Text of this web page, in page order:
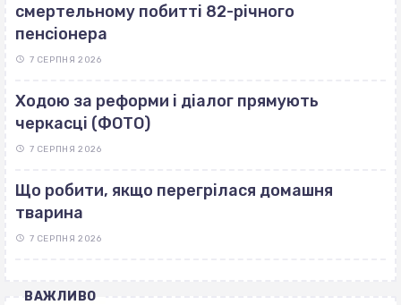
смертельному побитті 82-річного
пенсіонера
7 СЕРПНЯ 2026
Ходою за реформи і діалог прямують
черкасці (ФОТО)
7 СЕРПНЯ 2026
Що робити, якщо перегрілася домашня
тварина
7 СЕРПНЯ 2026
ВАЖЛИВО